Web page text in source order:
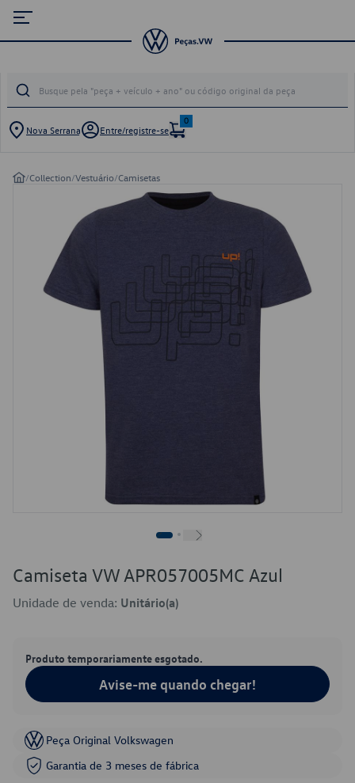
Nova Serrana Entre/registre-se
0
/Collection/Vestuário/Camisetas
Camiseta VW APR057005MC Azul
Unidade de venda: Unitário(a)
Produto temporariamente esgotado.
Avise-me quando chegar!
Peça Original Volkswagen
Garantia de 3 meses de fábrica